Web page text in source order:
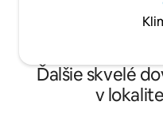
Ďalšie skvelé
v